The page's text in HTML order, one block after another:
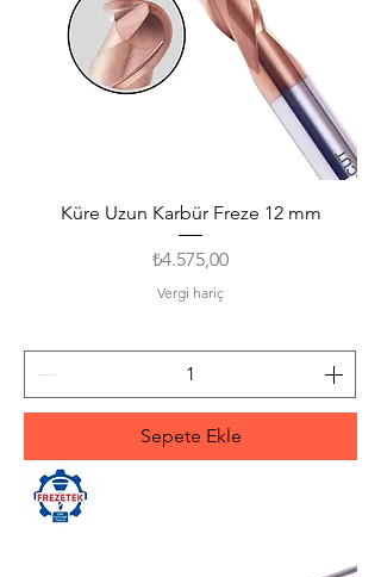
Küre Uzun Karbür Freze 12 mm
Fiyat
₺4.575,00
Vergi hariç
Sepete Ekle